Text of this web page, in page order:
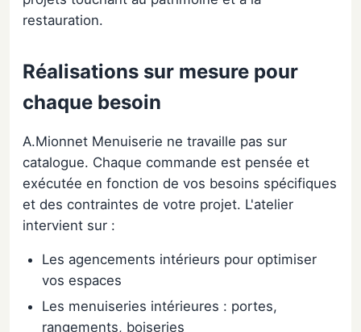
restauration.
Réalisations sur mesure pour
chaque besoin
A.Mionnet Menuiserie ne travaille pas sur
catalogue. Chaque commande est pensée et
exécutée en fonction de vos besoins spécifiques
et des contraintes de votre projet. L'atelier
intervient sur :
Les agencements intérieurs pour optimiser
vos espaces
Les menuiseries intérieures : portes,
rangements, boiseries